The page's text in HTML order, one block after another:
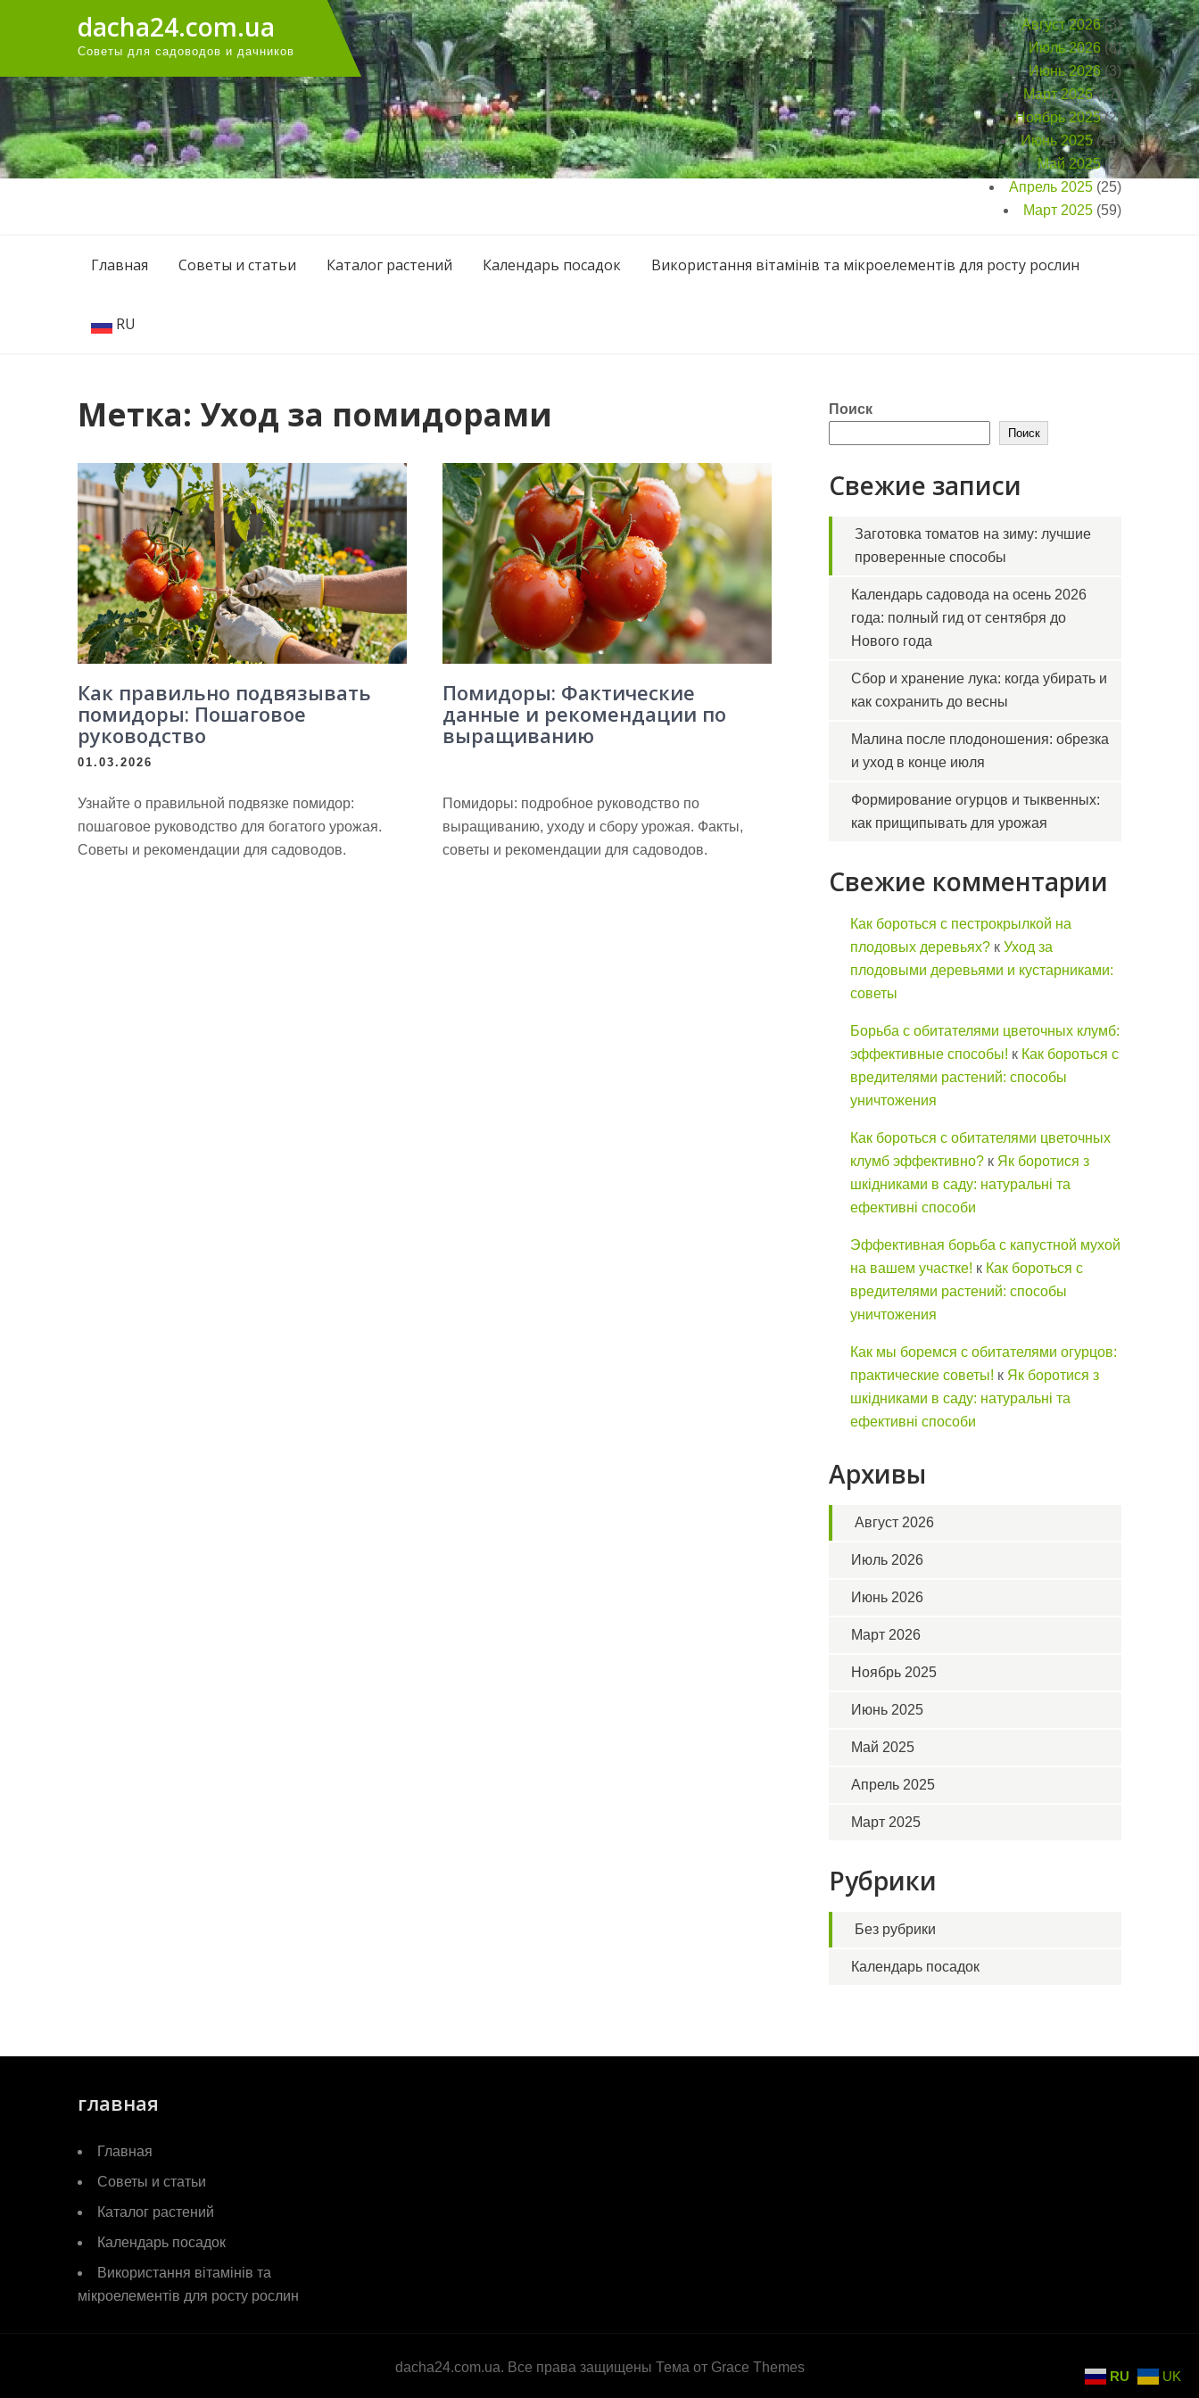
содержанию
dacha24.com.ua
Советы для садоводов и дачников
Август 2026(3)
Июль 2026 (8)
Июнь 2026(3)
Март 2026(67)
Ноябрь 2025(2)
Июнь 2025(24)
Май 2025(2)
Апрель 2025 (25)
Март 2025 (59)
Главная Советы и статьи Каталог растений Календарь посадок Використання вітамінів та мікроелементів для росту рослин
RU
Метка: Уход за помидорами
Как правильно подвязывать
помидоры: Пошаговое
руководство
01.03.2026
Узнайте о правильной подвязке помидор:
пошаговое руководство для богатого урожая.
Советы и рекомендации для садоводов.
Помидоры: Фактические
данные и рекомендации по
выращиванию
Помидоры: подробное руководство по
выращиванию, уходу и сбору урожая. Факты,
советы и рекомендации для садоводов.
Поиск
Поиск
Свежие записи
Заготовка томатов на зиму: лучшие
проверенные способы
Календарь садовода на осень 2026
года: полный гид от сентября до
Нового года
Сбор и хранение лука: когда убирать и
как сохранить до весны
Малина после плодоношения: обрезка
и уход в конце июля
Формирование огурцов и тыквенных:
как прищипывать для урожая
Свежие комментарии
Как бороться с пестрокрылкой на
плодовых деревьях? кУход за
плодовыми деревьями и кустарниками:
советы
Борьба с обитателями цветочных клумб:
эффективные способы! к Как бороться с
вредителями растений: способы
уничтожения
Как бороться с обитателями цветочных
клумб эффективно? к Як боротися з
шкідниками в саду: натуральні та
ефективні способи
Эффективная борьба с капустной мухой
на вашем участке! к Как бороться с
вредителями растений: способы
уничтожения
Как мы боремся с обитателями огурцов:
практические советы! к Як боротися з
шкідниками в саду: натуральні та
ефективні способи
Архивы
Август 2026
Июль 2026
Июнь 2026
Март 2026
Ноябрь 2025
Июнь 2025
Май 2025
Апрель 2025
Март 2025
Рубрики
Без рубрики
Календарь посадок
главная
Главная
Советы и статьи
Каталог растений
Календарь посадок
Використання вітамінів та
мікроелементів для росту рослин
dacha24.com.ua. Все права защищены Тема от Grace Themes
RU UK